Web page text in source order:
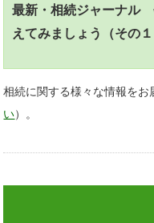
最新・相続ジャーナル
えてみましょう（その１
相続に関する様々な情報をお
い）。